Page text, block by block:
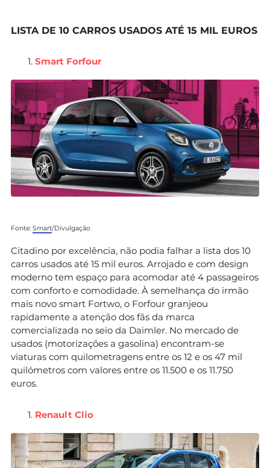
LISTA DE 10 CARROS USADOS ATÉ 15 MIL EUROS
Smart Forfour
Fonte: Smart/Divulgação
Citadino por excelência, não podia falhar a lista dos 10
carros usados até 15 mil euros. Arrojado e com design
moderno tem espaço para acomodar até 4 passageiros
com conforto e comodidade. À semelhança do irmão
mais novo smart Fortwo, o Forfour granjeou
rapidamente a atenção dos fãs da marca
comercializada no seio da Daimler. No mercado de
usados (motorizações a gasolina) encontram-se
viaturas com quilometragens entre os 12 e os 47 mil
quilómetros com valores entre os 11.500 e os 11.750
euros.
Renault Clio